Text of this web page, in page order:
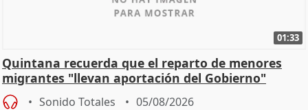
01:33
Quintana recuerda que el reparto de menores
migrantes "llevan aportación del Gobierno"
central
Sonido Totales 05/08/2026